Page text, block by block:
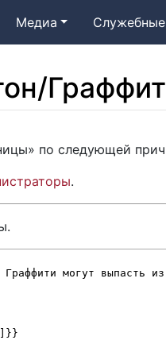
Медиа
по следующей
.